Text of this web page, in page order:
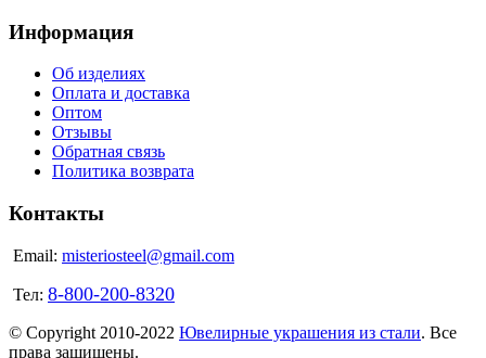
Информация
Об изделиях
Оплата и доставка
Оптом
Отзывы
Обратная связь
Политика возврата
Контакты
Email: misteriosteel@gmail.com
Тел: 8-800-200-8320
© Copyright 2010-2022 Ювелирные украшения из стали. Все
права защищены.